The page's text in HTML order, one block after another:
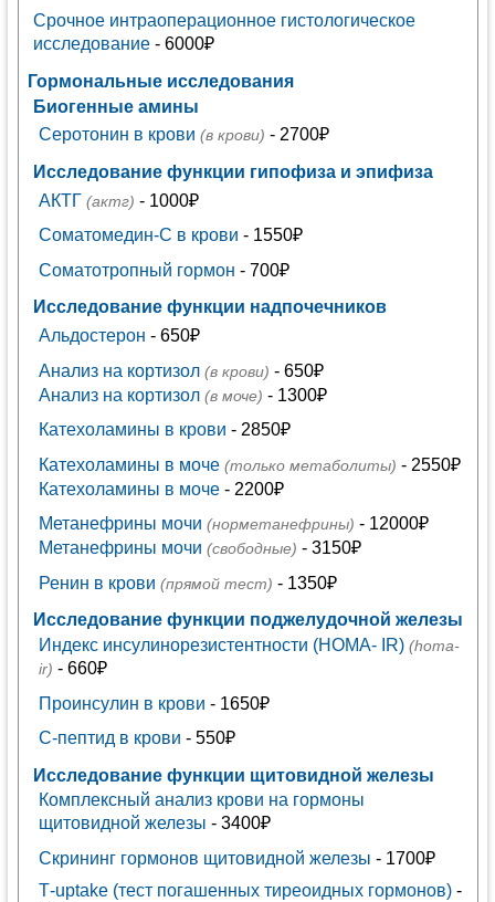
Срочное интраоперационное гистологическое
исследование - 6000₽
Гормональные исследования
Биогенные амины
Серотонин в крови (в крови) - 2700₽
Исследование функции гипофиза и эпифиза
АКТГ (актг) - 1000₽
Соматомедин-С в крови - 1550₽
Соматотропный гормон - 700₽
Исследование функции надпочечников
Альдостерон - 650₽
Анализ на кортизол (в крови) - 650₽
Анализ на кортизол (в моче) - 1300₽
Катехоламины в крови - 2850₽
Катехоламины в моче (только метаболиты) - 2550₽
Катехоламины в моче- 2200₽
Метанефрины мочи (норметанефрины) - 12000₽
Метанефрины мочи (свободные) - 3150₽
Ренин в крови (прямой тест) - 1350₽
Исследование функции поджелудочной железы
Индекс инсулинорезистентности (HOMA- IR) (homa-
ir) - 660₽
Проинсулин в крови - 1650₽
С-пептид в крови - 550₽
Исследование функции щитовидной железы
Комплексный анализ крови на гормоны
щитовидной железы - 3400₽
Скрининг гормонов щитовидной железы - 1700₽
Т-uptake (тест погашенных тиреоидных гормонов)-